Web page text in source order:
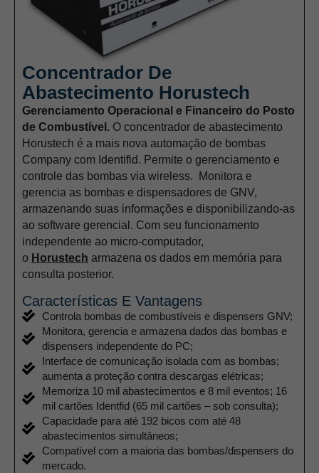
Concentrador De
Abastecimento Horustech
Gerenciamento Operacional e Financeiro do Posto
de Combustível. O concentrador de abastecimento
Horustech é a mais nova automação de bombas
Company com Identifid. Permite o gerenciamento e
controle das bombas via wireless. Monitora e
gerencia as bombas e dispensadores de GNV,
armazenando suas informações e disponibilizando-as
ao software gerencial. Com seu funcionamento
independente ao micro-computador,
o Horustech armazena os dados em memória para
consulta posterior.
Características E Vantagens
Controla bombas de combustíveis e dispensers GNV;
Monitora, gerencia e armazena dados das bombas e
dispensers independente do PC;
Interface de comunicação isolada com as bombas;
aumenta a proteção contra descargas elétricas;
Memoriza 10 mil abastecimentos e 8 mil eventos; 16
mil cartões Identfid (65 mil cartões – sob consulta);
Capacidade para até 192 bicos com até 48
abastecimentos simultâneos;
Compatível com a maioria das bombas/dispensers do
mercado.